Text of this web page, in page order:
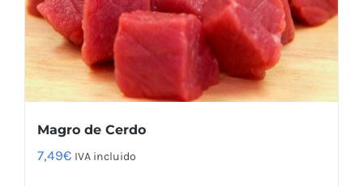
Magro de Cerdo
7,49€ IVA incluido